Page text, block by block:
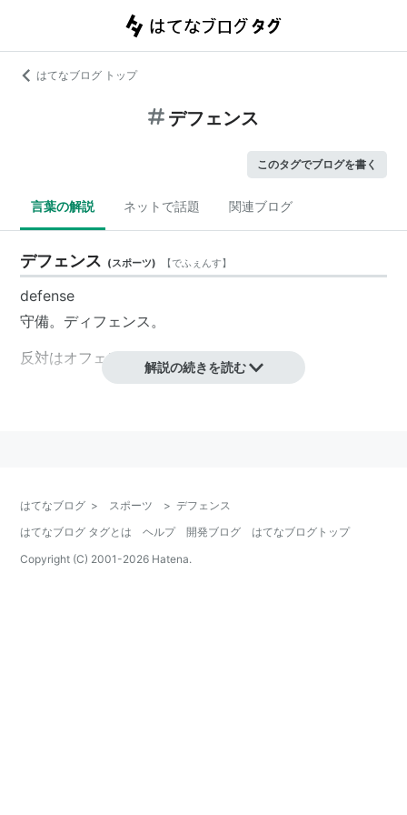
はてなブログ トップ
デフェンス
このタグでブログを書く
言葉の解説 ネットで話題 関連ブログ
デフェンス (スポーツ) 【でふぇんす】
defense
守備。ディフェンス。
反対はオフェンス。
解説の続きを読む
はてなブログ > スポーツ > デフェンス
はてなブログ タグとは
ヘルプ 開発ブログ
はてなブログトップ
Copyright (C) 2001-2026 Hatena.